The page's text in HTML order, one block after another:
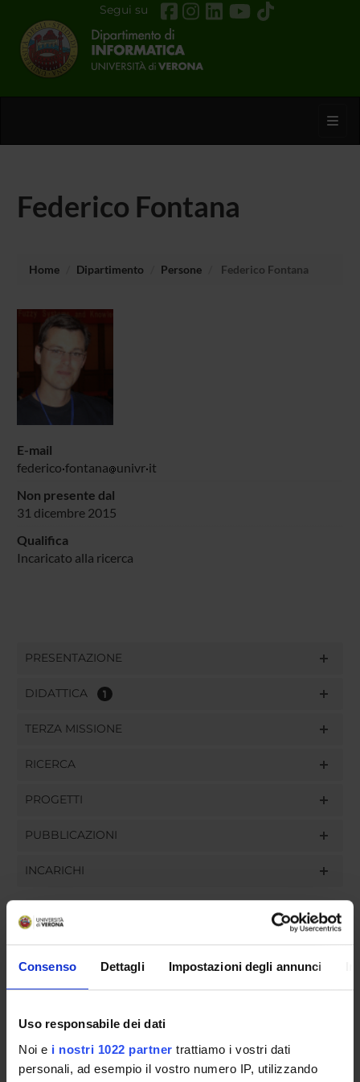
Consenso Dettagli Impostazioni degli annunci
Uso responsabile dei dati
Noi e i nostri 1022 partner trattiamo i vostri dati
personali, ad esempio il vostro numero IP, utilizzando
Segui su
Federico Fontana
Home Dipartimento Persone Federico Fontana
E-mail
federico fontana univr it
Non presente dal
31 dicembre 2015
Qualifica
Incaricato alla ricerca
PRESENTAZIONE
DIDATTICA 1
TERZA MISSIONE
RICERCA
PROGETTI
PUBBLICAZIONI
INCARICHI
GOVERNANCE
COMMISSIONI
UFFICI E STRUTTURE DI SERVIZIO